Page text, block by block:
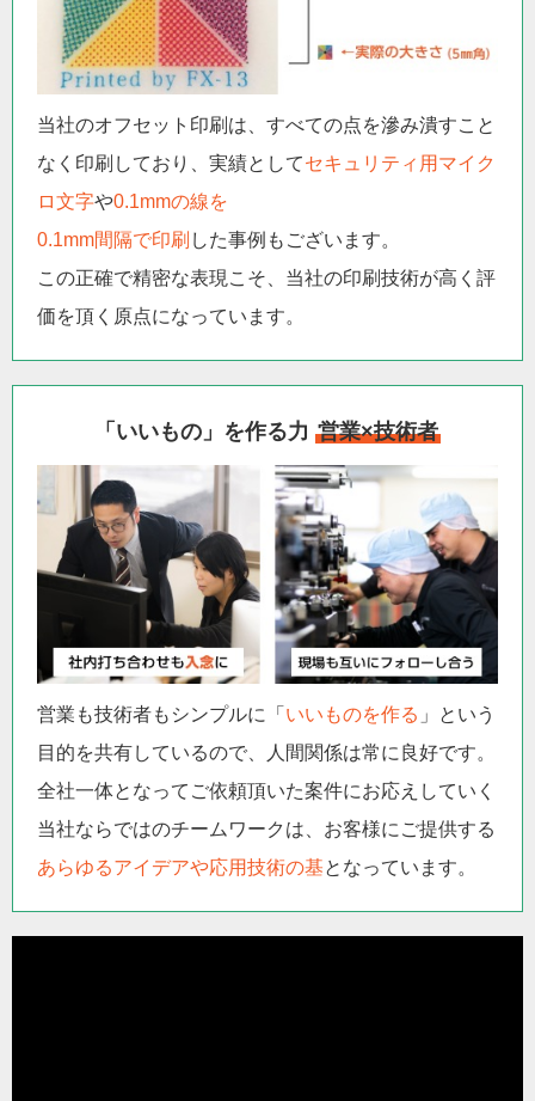
当社のオフセット印刷は、すべての点を滲み潰すこと
なく印刷しており、実績としてセキュリティ用マイク
ロ文字や0.1mmの線を
0.1mm間隔で印刷 した事例もございます。
この正確で精密な表現こそ、当社の印刷技術が高く評
価を頂く原点になっています。
「いいもの」を作る力 営業×技術者
営業も技術者もシンプルに「 いいものを作る 」という
目的を共有しているので、人間関係は常に良好です。
全社一体となってご依頼頂いた案件にお応えしていく
当社ならではのチームワークは、お客様にご提供する
あらゆるアイデアや応用技術の基となっています。